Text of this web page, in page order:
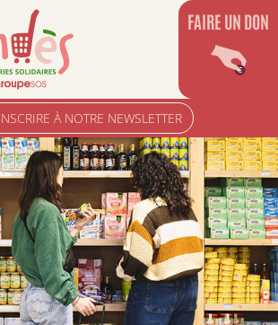
À NOTRE NEWSLETTER
FAIRE UN DON